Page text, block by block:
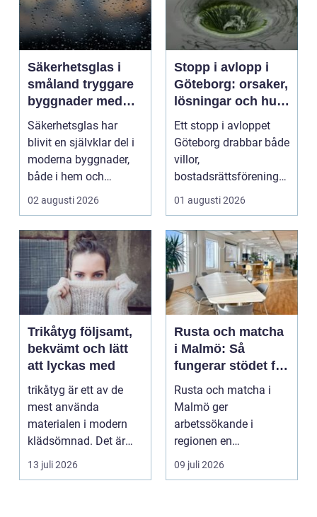
Säkerhetsglas i
småland tryggare
byggnader med
smarta
glaslösningar
Säkerhetsglas har
blivit en självklar del i
moderna byggnader,
både i hem och
offentliga miljöer. I ...
02 augusti 2026
Stopp i avlopp i
Göteborg: orsaker,
lösningar och hur
problem kan
undvikas
Ett stopp i avloppet
Göteborg drabbar både
villor,
bostadsrättsföreningar
och h...
01 augusti 2026
Trikåtyg följsamt,
bekvämt och lätt
att lyckas med
trikåtyg är ett av de
mest använda
materialen i modern
klädsömnad. Det är
mjukt, elastiskt och
formb...
13 juli 2026
Rusta och matcha
i Malmö: Så
fungerar stödet för
dig som söker
jobb
Rusta och matcha i
Malmö ger
arbetssökande i
regionen en
strukturerad och
personlig vä...
09 juli 2026